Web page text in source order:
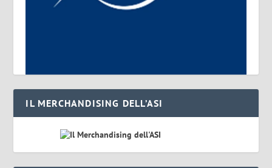
IL MERCHANDISING DELL’ASI